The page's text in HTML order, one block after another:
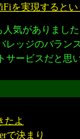
を実現すると
気がありまし
レッジのバラン
ービスだと思い
たよ
で決まり